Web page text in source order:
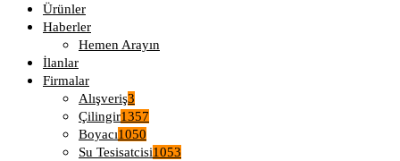
Ürünler
Haberler
Hemen Arayın
İlanlar
Firmalar
Alışveriş3
Çilingir1357
Boyacı1050
Su Tesisatcisi1053